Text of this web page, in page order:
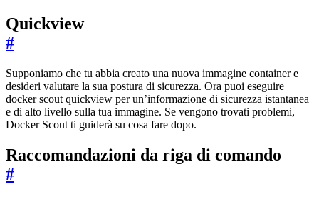
Quickview
#
Supponiamo che tu abbia creato una nuova immagine container e
desideri valutare la sua postura di sicurezza. Ora puoi eseguire
docker scout quickview per un’informazione di sicurezza istantanea
e di alto livello sulla tua immagine. Se vengono trovati problemi,
Docker Scout ti guiderà su cosa fare dopo.
Raccomandazioni da riga di comando
#